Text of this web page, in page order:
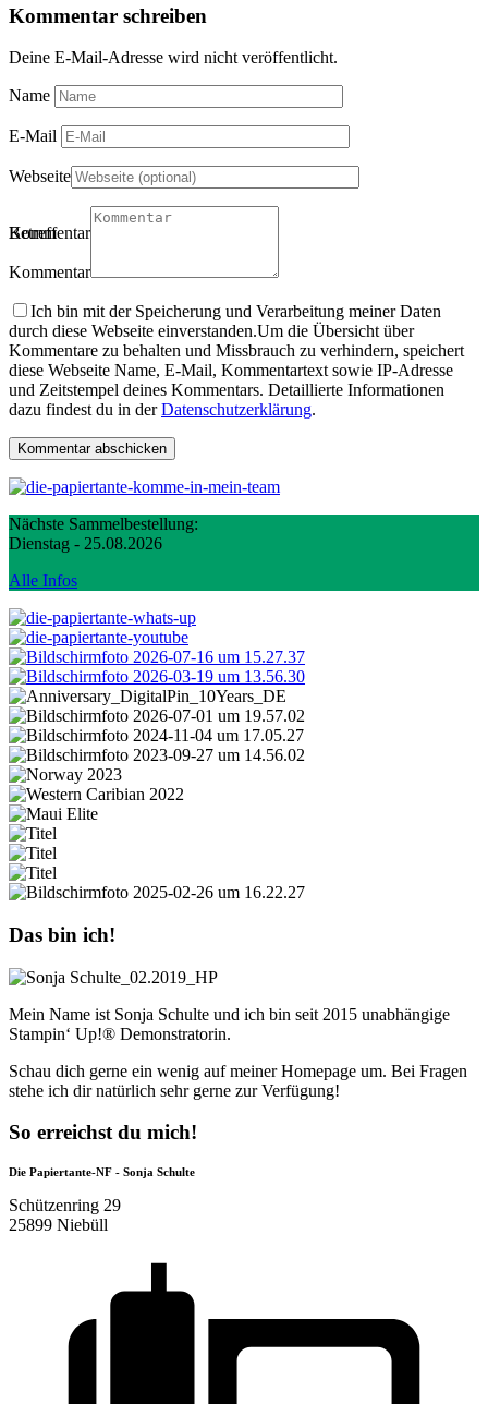
Kommentar schreiben
Deine E-Mail-Adresse wird nicht veröffentlicht.
Name
E-Mail
Webseite
Betreff
Kommentartitel
Kommentar
Ich bin mit der Speicherung und Verarbeitung meiner Daten
durch diese Webseite einverstanden.Um die Übersicht über
Kommentare zu behalten und Missbrauch zu verhindern, speichert
diese Webseite Name, E-Mail, Kommentartext sowie IP-Adresse
und Zeitstempel deines Kommentars. Detaillierte Informationen
dazu findest du in derDatenschutzerklärung.
Nächste Sammelbestellung:
Dienstag - 25.08.2026
Alle Infos
Das bin ich!
Mein Name ist Sonja Schulte und ich bin seit 2015 unabhängige
Stampin‘ Up!® Demonstratorin.
Schau dich gerne ein wenig auf meiner Homepage um. Bei Fragen
stehe ich dir natürlich sehr gerne zur Verfügung!
So erreichst du mich!
Die Papiertante-NF - Sonja Schulte
Schützenring 29
25899 Niebüll